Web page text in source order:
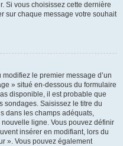
Si vous choisissez cette dernière
sur chaque message votre souhait
le premier message d’un
» situé en-dessous du formulaire
disponible, il est probable que
sondages. Saisissez le titre du
dans les champs adéquats,
ligne. Vous pouvez définir
insérer en modifiant, lors du
». Vous pouvez également